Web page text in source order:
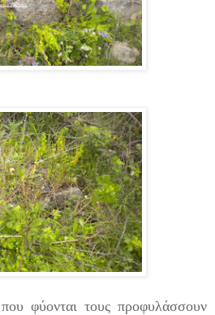
φύονται τους προφυλάσσουν